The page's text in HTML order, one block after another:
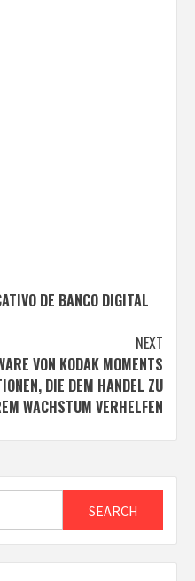
DE BANCO DIGITAL
NEXT
VON KODAK MOMENTS
DIE DEM HANDEL ZU
WACHSTUM VERHELFEN
SEARCH